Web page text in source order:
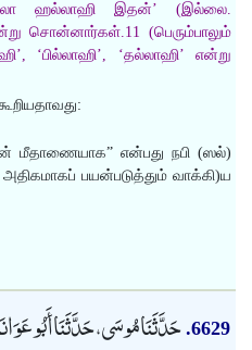
ஹல்லாஹி இதன்’ (இல்லை.
சொன்னார்கள்.11 (பெரும்பாலும்
‘பில்லாஹி’, ‘தல்லாஹி’ என்று
மீதாணையாக” என்பது நபி (ஸல்)
பயன்படுத்தும் வாக்கி)ய
6629. حَدَّثَنَا مُوسَى، حَدَّثَنَا أَبُو